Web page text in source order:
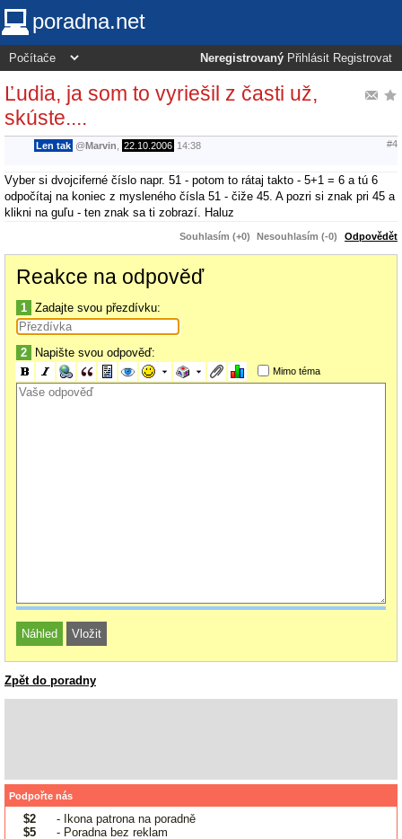
poradna.net
Neregistrovaný Přihlásit Registrovat
Ľudia, ja som to vyriešil z časti už,
skúste....
Len tak @Marvin 22.10.2006 14:38 #4
Vyber si dvojciferné číslo napr. 51 - potom to rátaj takto - 5+1 = 6 a tú 6
odpočítaj na koniec z mysleného čísla 51 - čiže 45. A pozri si znak pri 45 a
klikni na guľu - ten znak sa ti zobrazí. Haluz
Souhlasím (+0) Nesouhlasím (-0) Odpovědět
Reakce na odpověď
1 Zadajte svou přezdívku:
2 Napište svou odpověď:
Mimo téma
Zpět do poradny
Podpořte nás
$2
- Ikona patrona na poradně
$5
- Poradna bez reklam